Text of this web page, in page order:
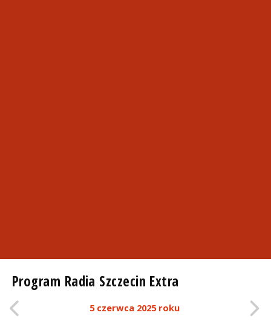
Program Radia Szczecin Extra
5 czerwca 2025 roku